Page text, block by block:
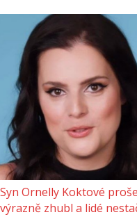
Syn Ornelly Koktové
výrazně zhubl a lidé